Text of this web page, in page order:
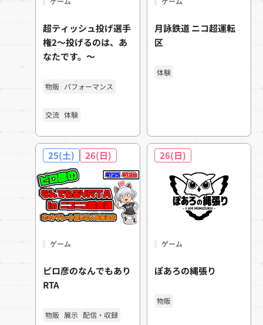
超ティッシュ投げ選手
権2～投げるのは、あ
なたです。～
物販 パフォーマンス
交流 体験
月詠鉄道 ニコ超運転
区
体験
25(土) 26(日)
ゲーム
ピロ彦のなんでもあり
RTA
物販 展示 配信・収録
26(日)
ゲーム
ぽあろの縄張り
物販